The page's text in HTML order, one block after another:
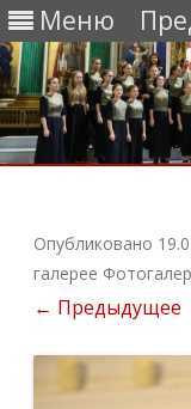
Меню
Опубликовано
галерее
← Предыдущее